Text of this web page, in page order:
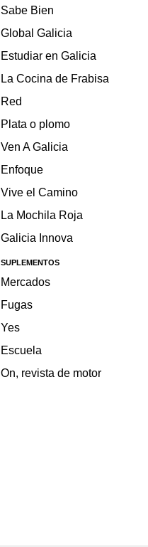
Sabe Bien
Global Galicia
Estudiar en Galicia
La Cocina de Frabisa
Red
Plata o plomo
Ven A Galicia
Enfoque
Vive el Camino
La Mochila Roja
Galicia Innova
SUPLEMENTOS
Mercados
Fugas
Yes
Escuela
On, revista de motor